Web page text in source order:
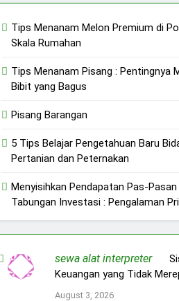
Tips Menanam Melon Premium di
Skala Rumahan
Tips Menanam Pisang : Pentingnya
Bibit yang Bagus
Pisang Barangan
5 Tips Belajar Pengetahuan Baru
Pertanian dan Peternakan
Menyisihkan Pendapatan Pas-
Tabungan Investasi : Pengalaman
sewa alat interpreteron
Keuangan yang Tidak
August 3, 2026